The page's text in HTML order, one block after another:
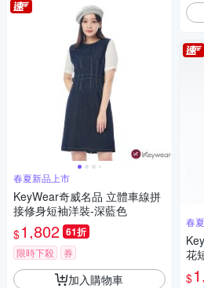
春夏新品上市
KeyWear奇威名品 立體車線拼
接修身短袖洋裝-深藍色
$1,802 61折
限時下殺 券
加入購物車
春
花
$